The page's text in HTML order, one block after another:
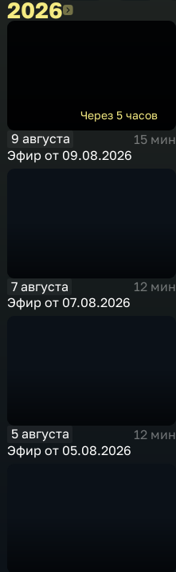
20262026
Через 5 часов
9 августа
15 мин
Эфир от 09.08.2026
7 августа
12 мин
Эфир от 07.08.2026
5 августа
12 мин
Эфир от 05.08.2026